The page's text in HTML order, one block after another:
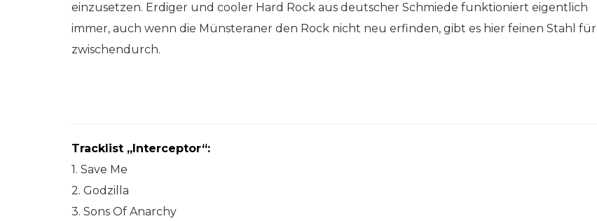
einzusetzen. Erdiger und cooler Hard Rock aus deutscher Schmiede funktioniert eigentlich
immer, auch wenn die Münsteraner den Rock nicht neu erfinden, gibt es hier feinen Stahl für
zwischendurch.
Tracklist „Interceptor“:
1. Save Me
2. Godzilla
3. Sons Of Anarchy